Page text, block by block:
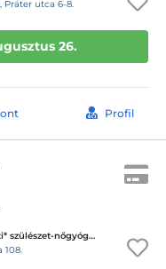
Práter utca 6-8.
26.
Profil
Vitalis Medical - Életpárti* szülészet-nőgyógyászati magánrendelő